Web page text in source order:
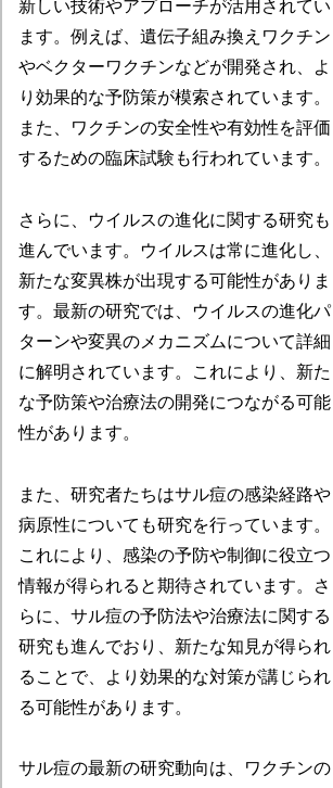
新しい技術やアプローチが活用されてい
ます。例えば、遺伝子組み換えワクチン
やベクターワクチンなどが開発され、よ
り効果的な予防策が模索されています。
また、ワクチンの安全性や有効性を評価
するための臨床試験も行われています。
さらに、ウイルスの進化に関する研究も
進んでいます。ウイルスは常に進化し、
新たな変異株が出現する可能性がありま
す。最新の研究では、ウイルスの進化パ
ターンや変異のメカニズムについて詳細
に解明されています。これにより、新た
な予防策や治療法の開発につながる可能
性があります。
また、研究者たちはサル痘の感染経路や
病原性についても研究を行っています。
これにより、感染の予防や制御に役立つ
情報が得られると期待されています。さ
らに、サル痘の予防法や治療法に関する
研究も進んでおり、新たな知見が得られ
ることで、より効果的な対策が講じられ
る可能性があります。
サル痘の最新の研究動向は、ワクチンの